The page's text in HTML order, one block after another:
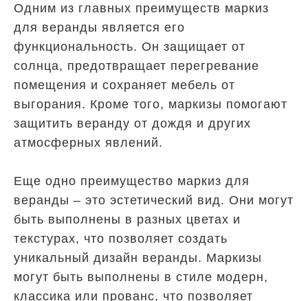
Одним из главных преимуществ маркиз
для веранды является его
функциональность. Он защищает от
солнца, предотвращает перегревание
помещения и сохраняет мебель от
выгорания. Кроме того, маркизы помогают
защитить веранду от дождя и других
атмосферных явлений.
Еще одно преимущество маркиз для
веранды – это эстетический вид. Они могут
быть выполнены в разных цветах и
текстурах, что позволяет создать
уникальный дизайн веранды. Маркизы
могут быть выполнены в стиле модерн,
классика или прованс, что позволяет